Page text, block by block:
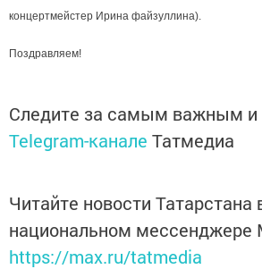
концертмейстер Ирина файзуллина).
Поздравляем!
Следите за самым важным и
Telegram-канале Татмедиа
Читайте новости Татарстана
национальном мессенджере
https://max.ru/tatmedia